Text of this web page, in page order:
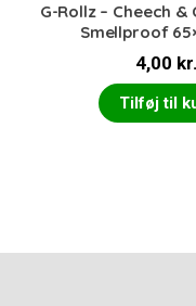
G-Rollz – Cheech &
Smellproof
4,00 kr.
Tilføj til